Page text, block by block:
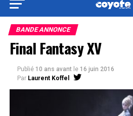
BANDE ANNONCE
Final Fantasy XV
Publié 10 ans avant le 16 juin 2016
Par Laurent Koffel